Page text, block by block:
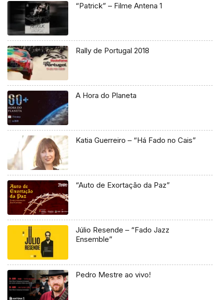
“Patrick” – Filme Antena 1
Rally de Portugal 2018
A Hora do Planeta
Katia Guerreiro – “Há Fado no Cais”
“Auto de Exortação da Paz”
Júlio Resende – “Fado Jazz
Ensemble”
Pedro Mestre ao vivo!